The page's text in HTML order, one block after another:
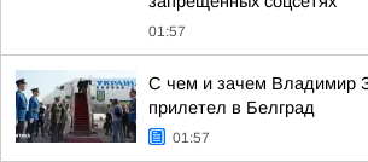
01:57
С чем и зачем Владимир
прилетел в Белград
01:57